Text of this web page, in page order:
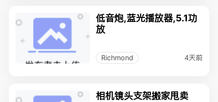
低音炮,蓝光播放器,5.1功
放
Richmond 4天前
相机镜头支架搬家甩卖